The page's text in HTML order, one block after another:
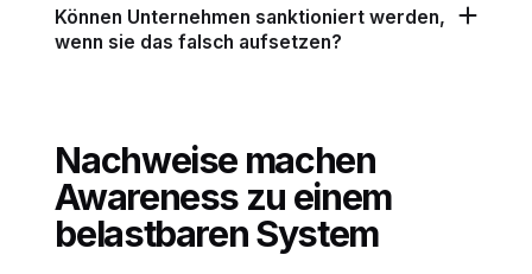
Können Unternehmen sanktioniert werden,
wenn sie das falsch aufsetzen?
Nachweise machen
Awareness zu einem
belastbaren System